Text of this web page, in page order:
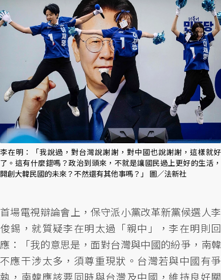
李在明：「我說過，對台灣說謝謝，對中國也說謝謝，這樣就好
了。這有什麼錯嗎？政治到頭來，不就是讓國民過上更好的生活，
開創大韓民國的未來？不然還有其他事嗎？」 圖／法新社
首場電視辯論會上，保守派小黨改革新黨候選人李
俊錫，就質疑李在明太過「親中」，李在明則回
應：「我的意思是，面對台灣與中國的紛爭，南韓
不應干涉太多，須尊重現狀。台灣若與中國有爭
執，南韓應該要同時與台灣及中國，維持良好關